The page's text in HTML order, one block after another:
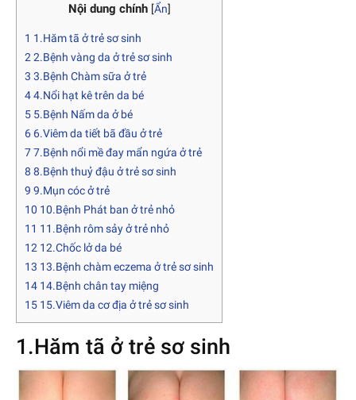
Nội dung chính [Ẩn]
1 1.Hăm tã ở trẻ sơ sinh
2 2.Bệnh vàng da ở trẻ sơ sinh
3 3.Bệnh Chàm sữa ở trẻ
44.Nổi hạt kê trên da bé
5 5.Bệnh Nấm da ở bé
6 6.Viêm da tiết bã đầu ở trẻ
77.Bệnh nổi mề đay mẩn ngứa ở trẻ
8 8.Bệnh thuỷ đậu ở trẻ sơ sinh
9 9.Mụn cóc ở trẻ
10 10.Bệnh Phát ban ở trẻ nhỏ
11 11.Bệnh rôm sảy ở trẻ nhỏ
12 12.Chốc lở da bé
13 13.Bệnh chàm eczema ở trẻ sơ sinh
14 14.Bệnh chân tay miệng
15 15.Viêm da cơ địa ở trẻ sơ sinh
1.Hăm tã ở trẻ sơ sinh